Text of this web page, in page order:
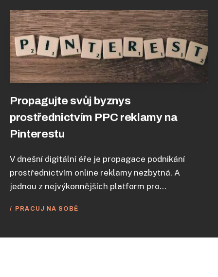
Propagujte svůj byznys
prostřednictvím PPC reklamy na
Pinterestu
V dnešní digitální éře je propagace podnikání
prostřednictvím online reklamy nezbytná. A
jednou z nejvýkonnějších platform pro...
PRACUJ NA SOBĚ